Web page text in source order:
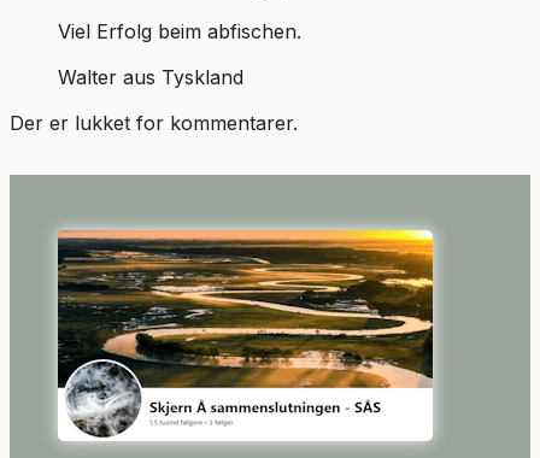
Viel Erfolg beim abfischen.
Walter aus Tyskland
Der er lukket for kommentarer.